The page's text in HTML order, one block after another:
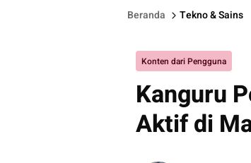
Beranda Tekno & Sains
Konten dari Pengguna
Kanguru
Aktif di